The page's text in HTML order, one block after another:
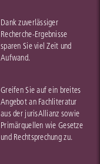
Dank zuverlässiger
Recherche-Ergebnisse
sparen Sie viel Zeit und
Aufwand.
Greifen Sie auf ein breites
Angebot an Fachliteratur
aus der jurisAllianz sowie
Primärquellen wie Gesetze
und Rechtsprechung zu.